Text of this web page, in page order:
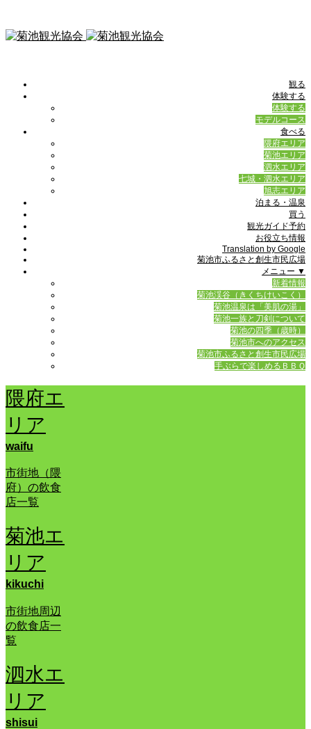
観る
体験する
体験する
モデルコース
食べる
隈府エリア
菊池エリア
泗水エリア
七城・泗水エリア
旭志エリア
泊まる・温泉
買う
観光ガイド予約
お役立ち情報
Translation by Google
菊池市ふるさと創生市民広場
メニュー ▼
新着情報
菊池渓谷（きくちけいこく）
菊池温泉は「美肌の湯」
菊池一族と刀剣について
菊池の四季（歳時）
菊池市へのアクセス
菊池市ふるさと創生市民広場
手ぶらで楽しめるＢＢＱ
隈府エ
リア
waifu
市街地（隈
府）の飲食
店一覧
菊池エ
リア
kikuchi
市街地周辺
の飲食店一
覧
泗水エ
リア
shisui